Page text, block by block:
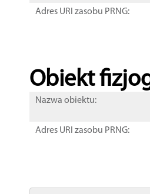
Adres URI zasobu PRNG:
Obiekt
Nazwa obiektu:
Adres URI zasobu PRNG: